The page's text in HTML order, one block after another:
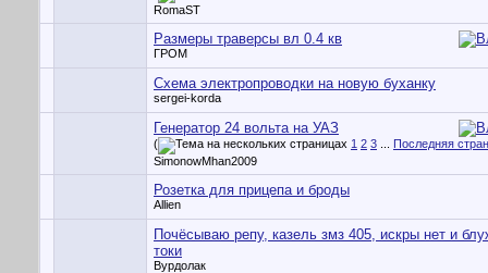
RomaST
Размеры траверсы вл 0.4 кв
ГРОМ
Схема электропроводки на новую буханку
sergei-korda
Генератор 24 вольта на УАЗ
( 1 2 3
Последняя
SimonowMhan2009
Розетка для прицепа и броды
Allien
Почёсываю репу, казель змз 405, искры нет и
токи
Вурдолак